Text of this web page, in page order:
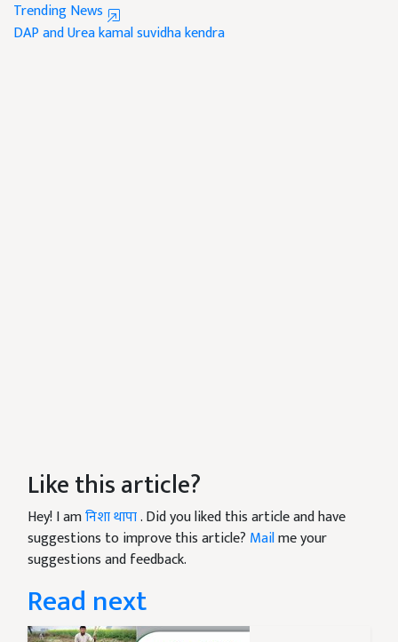
Trending News
DAP and Ureakamal suvidha kendra
Like this article?
Hey! I amनिशा थापा. Did you liked this article and have
suggestions to improve this article? Mailme your
suggestions and feedback.
Read next